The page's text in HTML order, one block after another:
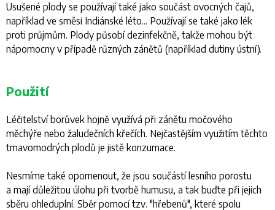
Usušené plody se používají také jako součást ovocných čajů,
například ve směsi Indiánské léto... Používají se také jako lék
proti průjmům. Plody působí dezinfekčně, takže mohou být
nápomocny v případě různých zánětů (například dutiny ústní).
Použití
Léčitelství borůvek hojně využívá při zánětu močového
měchýře nebo žaludečních křečích. Nejčastějším využitím těchto
tmavomodrých plodů je jistě konzumace.
Nesmíme také opomenout, že jsou součástí lesního porostu
a mají důležitou úlohu při tvorbě humusu, a tak buďte při jejich
sběru ohleduplní. Sběr pomocí tzv. "hřebenů", které spolu